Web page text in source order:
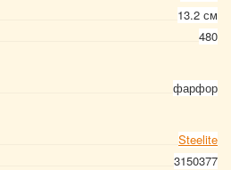
13.2 см
480
фарфор
Steelite
3150377